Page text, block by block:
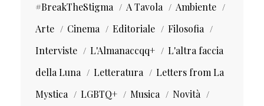
#BreakTheStigma A Tavola
Ambiente
Arte
Cinema Editoriale
Filosofia
Interviste
L'Almanaccqq+
L'altra faccia
della Luna
Letteratura
Letters from La
Mystica
LGBTQ+ Musica
Novità